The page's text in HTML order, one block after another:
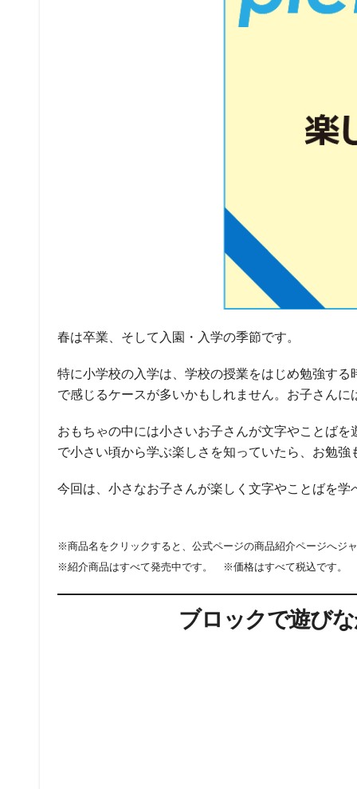
春は卒業、そして入園・入学の季節です。
特に小学校の入学は、学校の授業をはじめ勉強す
で感じるケースが多いかもしれません。お子さん
おもちゃの中には小さいお子さんが文字やことば
で小さい頃から学ぶ楽しさを知っていたら、お勉
今回は、小さなお子さんが楽しく文字やことばを
※商品名をクリックすると、公式ページの商品紹介ページへジ
※紹介商品はすべて発売中です。 ※価格はすべて税込です。
ブロックで遊び